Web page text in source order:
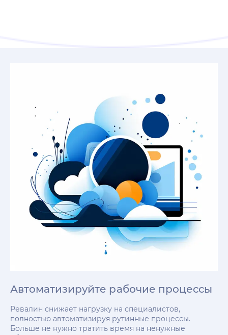
Автоматизируйте рабочие процессы
Ревалин снижает нагрузку на специалистов,
полностью автоматизируя рутинные процессы.
Больше не нужно тратить время на ненужные